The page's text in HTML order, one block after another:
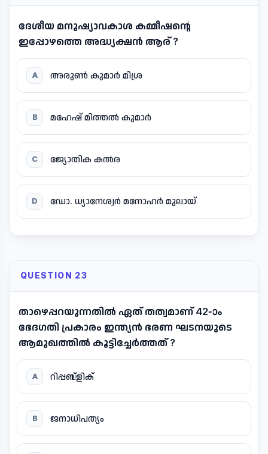
ദേശീയ മനുഷ്യാവകാശ കമ്മീഷന്റെ
ഇപ്പോഴത്തെ അദ്ധ്യക്ഷൻ ആര് ?
A അരുൺ കുമാർ മിശ്ര
B മഹേഷ് മിത്തൽ കുമാർ
C ജ്യോതിക കൽര
D ഡോ. ധ്യാനേശ്വർ മനോഹർ മുലായ്
QUESTION 23
താഴെപ്പറയുന്നതിൽ ഏത് തത്വമാണ് 42-ാം
ഭേദഗതി പ്രകാരം ഇന്ത്യൻ ഭരണ ഘടനയുടെ
ആമുഖത്തിൽ കൂട്ടിച്ചേർത്തത് ?
A റിപ്പബ്ളിക്
B ജനാധിപത്യം